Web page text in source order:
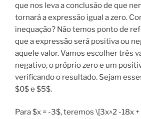
que nos leva a conclusão de que
tornará a expressão igual a zero.
inequação? Não temos ponto de
que a expressão será positiva ou
aquele valor. Vamos escolher três
negativo, o próprio zero e um
verificando o resultado. Sejam
$0$ e $5$.
Para $x = -3$, teremos \[3x^2 -18x